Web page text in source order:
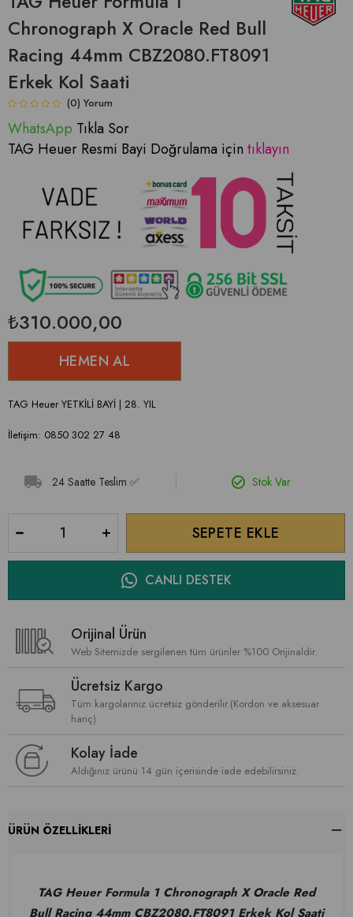
Chronograph X Oracle Red Bull
Racing 44mm CBZ2080.FT8091
Erkek Kol Saati
(0)
WhatsApp Tıkla Sor
TAG Heuer Resmi Bayi Doğrulama için tıklayın
₺310.000,00
TAG Heuer YETKİLİ BAYİ | 28. YIL
İletişim: 0850 302 27 48
24 Saatte Teslim ✅ Stok Var
CANLI DESTEK
Orijinal Ürün
Web Sitemizde sergilenen tüm ürünler %100 Orijinaldir.
Ücretsiz Kargo
Tüm kargolarınız ücretsiz gönderilir.(Kordon ve aksesuar
hariç)
Kolay İade
Aldığınız ürünü 14 gün içerisinde iade edebilirsiniz.
ÜRÜN ÖZELLIKLERI
TAG Heuer Formula 1 Chronograph X Oracle Red
Bull Racing 44mm CBZ2080.FT8091 Erkek Kol Saati